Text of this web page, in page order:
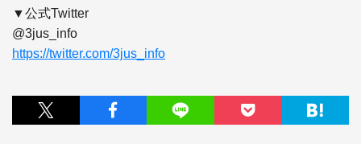
▼公式Twitter
https://twitter.com/3jus_info